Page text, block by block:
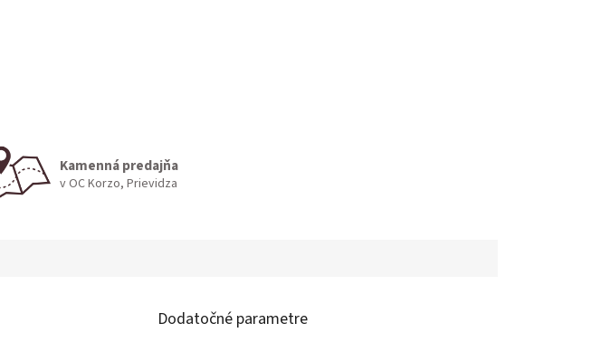
Kamenná predajňa
v OC Korzo, Prievidza
Dodatočné parametre